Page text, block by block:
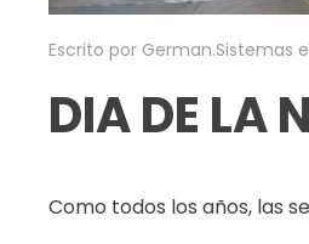
Escrito por German.Sistemas
DIA DE LA
Como todos los años, las